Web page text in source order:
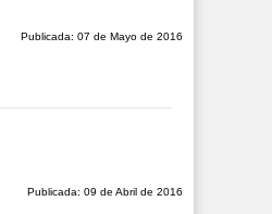
Publicada: 07 de Mayo de 2016
Publicada: 09 de Abril de 2016